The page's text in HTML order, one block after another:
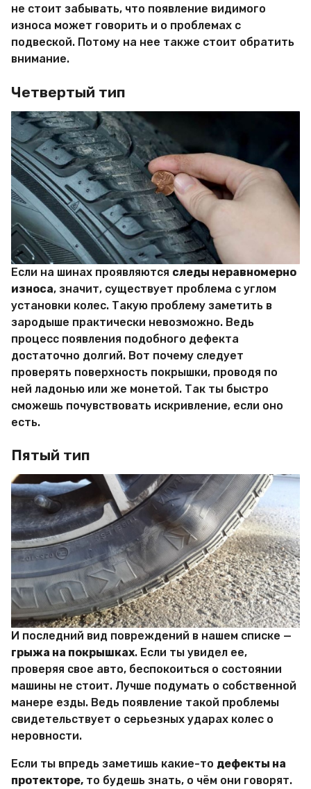
не стоит забывать, что появление видимого
износа может говорить и о проблемах с
подвеской. Потому на нее также стоит обратить
внимание.
Четвертый тип
Если на шинах проявляются следы неравномерно
износа, значит, существует проблема с углом
установки колес. Такую проблему заметить в
зародыше практически невозможно. Ведь
процесс появления подобного дефекта
достаточно долгий. Вот почему следует
проверять поверхность покрышки, проводя по
ней ладонью или же монетой. Так ты быстро
сможешь почувствовать искривление, если оно
есть.
Пятый тип
И последний вид повреждений в нашем списке —
грыжа на покрышках. Если ты увидел ее,
проверяя свое авто, беспокоиться о состоянии
машины не стоит. Лучше подумать о собственной
манере езды. Ведь появление такой проблемы
свидетельствует о серьезных ударах колес о
неровности.
Если ты впредь заметишь какие-то дефекты на
протекторе, то будешь знать, о чём они говорят.